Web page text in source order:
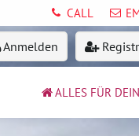
CALL
Anmelden
ALLES FÜR